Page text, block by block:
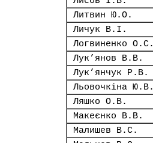
Литвин Ю.О.
Личук В.І.
Логвиненко О.С.
Лук’янов В.В.
Лук’янчук Р.В.
Льовочкіна Ю.В.
Ляшко О.В.
Макеєнко В.В.
Малишев В.С.